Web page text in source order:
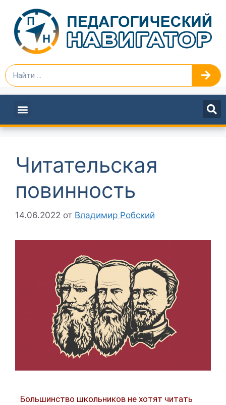
Читательская
повинность
14.06.2022 от Владимир Робский
Большинство школьников не хотят читать